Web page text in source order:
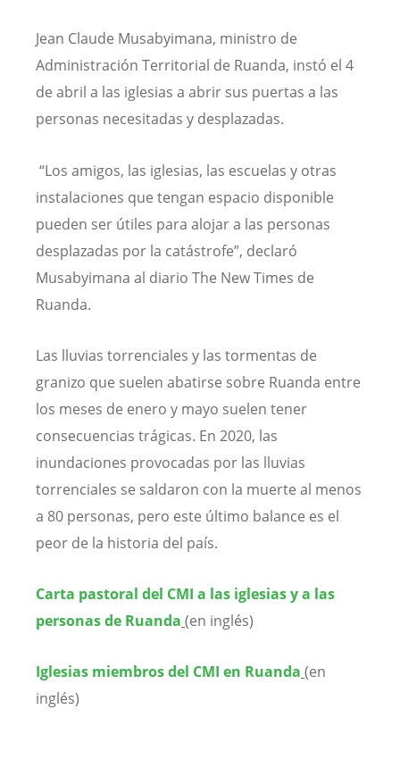
Jean Claude Musabyimana, ministro de
Administración Territorial de Ruanda, instó el 4
de abril a las iglesias a abrir sus puertas a las
personas necesitadas y desplazadas.
“Los amigos, las iglesias, las escuelas y otras
instalaciones que tengan espacio disponible
pueden ser útiles para alojar a las personas
desplazadas por la catástrofe”, declaró
Musabyimana al diario The New Times de
Ruanda.
Las lluvias torrenciales y las tormentas de
granizo que suelen abatirse sobre Ruanda entre
los meses de enero y mayo suelen tener
consecuencias trágicas. En 2020, las
inundaciones provocadas por las lluvias
torrenciales se saldaron con la muerte al menos
a 80 personas, pero este último balance es el
peor de la historia del país.
Carta pastoral del CMI a las iglesias y a las
personas de Ruanda (en inglés)
Iglesias miembros del CMI en Ruanda (en
inglés)